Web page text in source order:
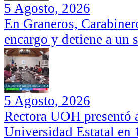
5 Agosto, 2026
En Graneros,
encargo y detiene a un
5 Agosto, 2026
Rectora UOH presentó
Universidad Estatal en